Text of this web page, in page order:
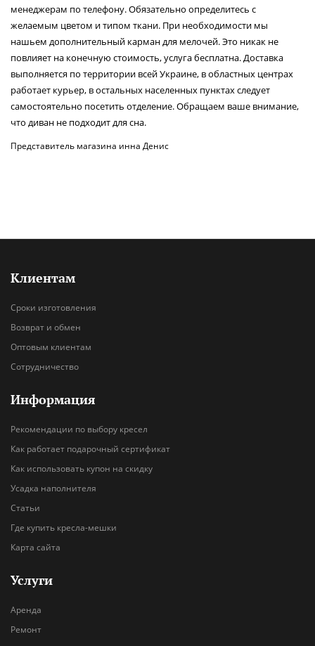
менеджерам по телефону. Обязательно определитесь с
желаемым цветом и типом ткани. При необходимости мы
нашьем дополнительный карман для мелочей. Это никак не
повлияет на конечную стоимость, услуга бесплатна. Доставка
выполняется по территории всей Украине, в областных центрах
работает курьер, в остальных населенных пунктах следует
самостоятельно посетить отделение. Обращаем ваше внимание,
что диван не подходит для сна.
Представитель магазина инна Денис
Клиентам
Сроки изготовления
Возврат и обмен
Оптовым клиентам
Сотрудничество
Информация
Рекомендации по выбору кресел
Как работает подарочный сертификат
Как использовать купон на скидку
Усадка наполнителя
Статьи
Где купить кресла-мешки
Карта сайта
Услуги
Аренда
Ремонт